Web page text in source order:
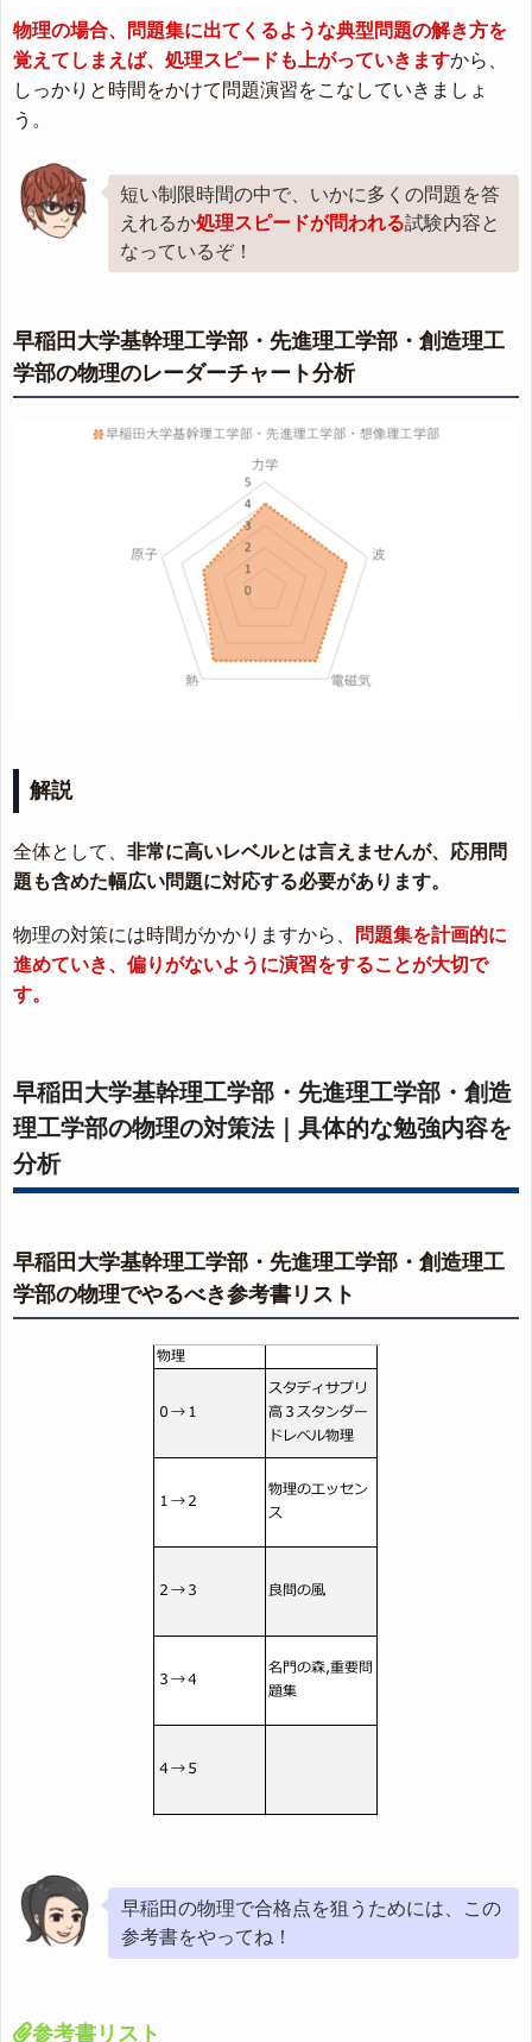
物理の場合、問題集に出てくるような典型問題の解き方を
覚えてしまえば、処理スピードも上がっていきますから、
しっかりと時間をかけて問題演習をこなしていきましょ
う。
短い制限時間の中で、いかに多くの問題を答
えれるか処理スピードが問われる試験内容と
なっているぞ！
早稲田大学基幹理工学部・先進理工学部・創造理工
学部の物理のレーダーチャート分析
解説
全体として、 非常に高いレベルとは言えませんが、応用問
題も含めた幅広い問題に対応する必要があります。
物理の対策には時間がかかりますから、
問題集を計画的に
進めていき、偏りがないように演習をすることが大切で
す。
早稲田大学基幹理工学部・先進理工学部・創造
理工学部の物理の対策法｜具体的な勉強内容を
分析
早稲田大学基幹理工学部・先進理工学部・創造理工
学部の物理でやるべき参考書リスト
早稲田の物理で合格点を狙うためには、この
参考書をやってね！
参考書リスト